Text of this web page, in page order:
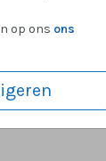
op ons ons